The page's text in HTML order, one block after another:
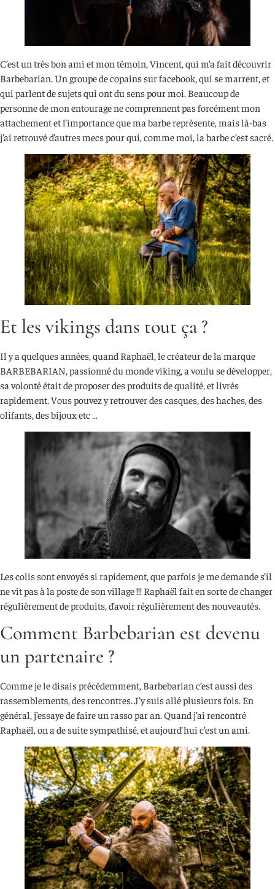
C’est un très bon ami et mon témoin, Vincent, qui m’a fait découvrir
Barbebarian. Un groupe de copains sur facebook, qui se marrent, et
qui parlent de sujets qui ont du sens pour moi. Beaucoup de
personne de mon entourage ne comprennent pas forcément mon
attachement et l’importance que ma barbe représente, mais là-bas
j’ai retrouvé d’autres mecs pour qui, comme moi, la barbe c’est sacré.
Et les vikings dans tout ça ?
Il y a quelques années, quand Raphaël, le créateur de la marque
BARBEBARIAN, passionné du monde viking, a voulu se développer,
sa volonté était de proposer des produits de qualité, et livrés
rapidement. Vous pouvez y retrouver des casques, des haches, des
olifants, des bijoux etc …
Les colis sont envoyés si rapidement, que parfois je me demande s’il
ne vit pas à la poste de son village !!! Raphaël fait en sorte de changer
régulièrement de produits, d’avoir régulièrement des nouveautés.
Comment Barbebarian est devenu
un partenaire ?
Comme je le disais précédemment, Barbebarian c’est aussi des
rassemblements, des rencontres. J’y suis allé plusieurs fois. En
général, j’essaye de faire un rasso par an. Quand j’ai rencontré
Raphaël, on a de suite sympathisé, et aujourd’hui c’est un ami.